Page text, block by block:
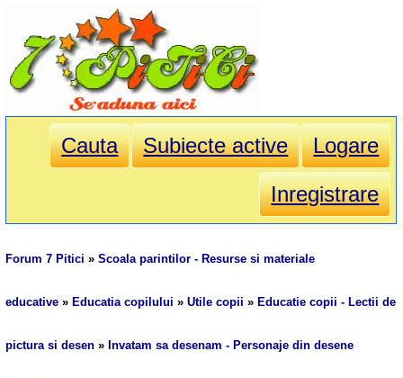
Cauta Subiecte active
Logare
Inregistrare
Forum 7 Pitici »Scoala parintilor - Resurse si materiale
educative » Educatia copilului »Utile copii » Educatie copii - Lectii de
pictura si desen » Invatam sa desenam - Personaje din desene